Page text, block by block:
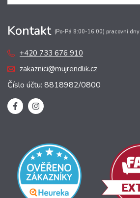
Kontakt (Po-Pá 8:00-16:00) pracovní dny
+420 733 676 910
zakaznici@mujrendlik.cz
Číslo účtu: 8818982/0800